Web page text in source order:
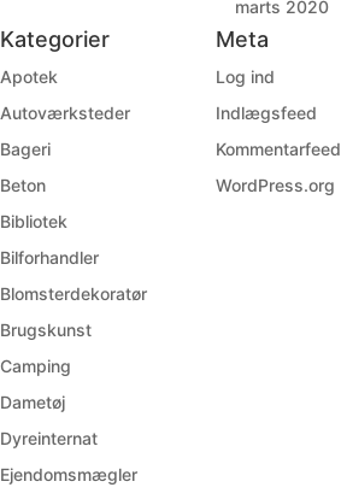
marts 2020
Kategorier
Apotek
Autoværksteder
Bageri
Beton
Bibliotek
Bilforhandler
Blomsterdekoratør
Brugskunst
Camping
Dametøj
Dyreinternat
Ejendomsmægler
Meta
Log ind
Indlægsfeed
Kommentarfeed
WordPress.org